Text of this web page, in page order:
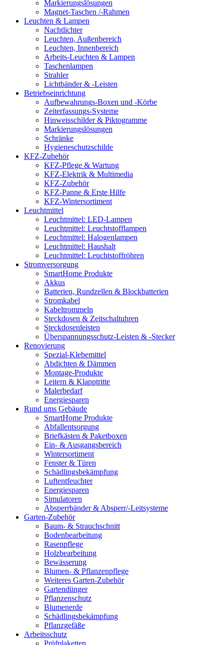
Markierungslösungen
Magnet-Taschen /-Rahmen
Leuchten & Lampen
Nachtlichter
Leuchten, Außenbereich
Leuchten, Innenbereich
Arbeits-Leuchten & Lampen
Taschenlampen
Strahler
Lichtbänder & -Leisten
Betriebseinrichtung
Aufbewahrungs-Boxen und -Körbe
Zeiterfassungs-Systeme
Hinweisschilder & Piktogramme
Markierungslösungen
Schränke
Hygieneschutzschilde
KFZ-Zubehör
KFZ-Pflege & Wartung
KFZ-Elektrik & Multimedia
KFZ-Zubehör
KFZ-Panne & Erste Hilfe
KFZ-Wintersortiment
Leuchtmittel
Leuchtmittel: LED-Lampen
Leuchtmittel: Leuchtstofflampen
Leuchtmittel: Halogenlampen
Leuchtmittel: Haushalt
Leuchtmittel: Leuchtstoffröhren
Stromversorgung
SmartHome Produkte
Akkus
Batterien, Rundzellen & Blockbatterien
Stromkabel
Kabeltrommeln
Steckdosen & Zeitschaltuhren
Steckdosenleisten
Überspannungsschutz-Leisten & -Stecker
Renovierung
Spezial-Klebemittel
Abdichten & Dämmen
Montage-Produkte
Leitern & Klapptritte
Malerbedarf
Energiesparen
Rund ums Gebäude
SmartHome Produkte
Abfallentsorgung
Briefkästen & Paketboxen
Ein- & Ausgangsbereich
Wintersortiment
Fenster & Türen
Schädlingsbekämpfung
Luftentfeuchter
Energiesparen
Simulatoren
Absperrbänder & Absperr/-Leitsysteme
Garten-Zubehör
Baum- & Strauchschnitt
Bodenbearbeitung
Rasenpflege
Holzbearbeitung
Bewässerung
Blumen- & Pflanzenpflege
Weiteres Garten-Zubehör
Gartendünger
Pflanzenschutz
Blumenerde
Schädlingsbekämpfung
Pflanzgefäße
Arbeitsschutz
Prüfplaketten